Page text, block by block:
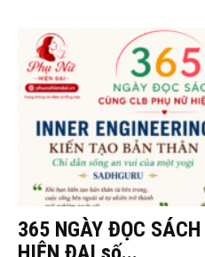
365 NGÀY ĐỌC